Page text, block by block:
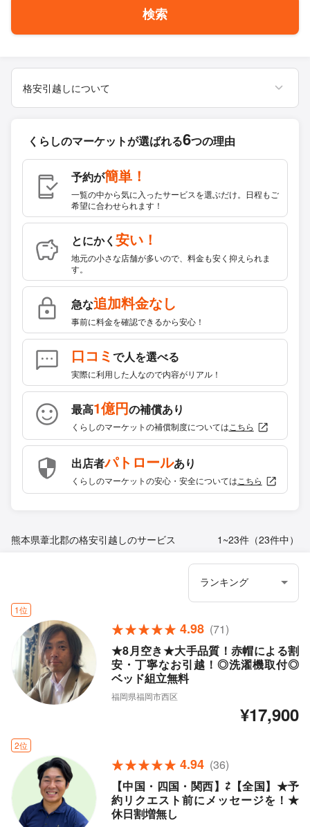
検索
格安引越しについて
くらしのマーケットが選ばれる6つの理由
予約が簡単！
一覧の中から気に入ったサービスを選ぶだけ。日程もご
希望に合わせられます！
とにかく 安い！
地元の小さな店舗が多いので、料金も安く抑えられま
す。
急な追加料金なし
事前に料金を確認できるから安心！
口コミで人を選べる
実際に利用した人なので内容がリアル！
最高1億円の補償あり
くらしのマーケットの補償制度については こちら
出店者パトロールあり
くらしのマーケットの安心・安全については こちら
熊本県葦北郡の格安引越しのサービス 1~23件（23件中）
1位
4.98 (71)
★8月空き★大手品質！赤帽による割
安・丁寧なお引越！◎洗濯機取付◎
ベッド組立無料
福岡県福岡市西区
¥17,900
2位
4.94 (36)
【中国・四国・関西】⇄【全国】★予
約リクエスト前にメッセージを！★
休日割増無し